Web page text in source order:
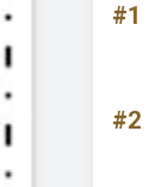
#1
#2